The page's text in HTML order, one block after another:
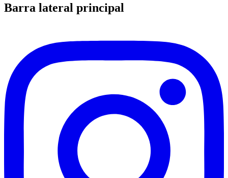
Barra lateral principal